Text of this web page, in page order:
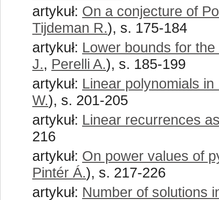
artykuł: On a conjecture of
Tijdeman R.), s. 175-184
artykuł: Lower bounds for
J., Perelli A.), s. 185-199
artykuł: Linear polynomials
W.), s. 201-205
artykuł: Linear recurrences
216
artykuł: On power values of
Pintér Á.), s. 217-226
artykuł: Number of solutions